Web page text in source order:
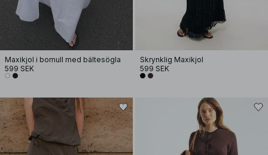
Maxikjol i bomull med bältesögla
599 SEK
Skrynklig Maxikjol
599 SEK